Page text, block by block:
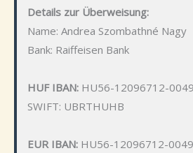
Details zur Überweisung:
Name: Andrea Szombathné Nagy
Bank: Raiffeisen Bank
HUF IBAN: HU56-12096712-
SWIFT: UBRTHUHB
EUR IBAN: HU56-12096712-